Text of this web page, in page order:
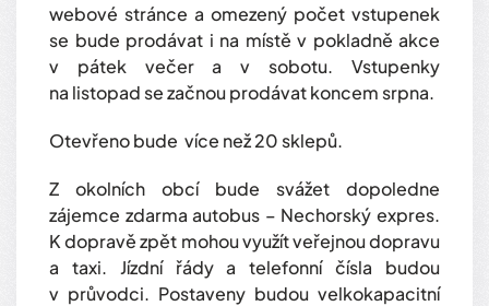
webové stránce a omezený počet vstupenek
se bude prodávat i na místě v pokladně akce
v pátek večer a v sobotu. Vstupenky
na listopad se začnou prodávat koncem srpna.
Otevřeno bude více než 20 sklepů.
Z okolních obcí bude svážet dopoledne
zájemce zdarma autobus – Nechorský expres.
K dopravě zpět mohou využít veřejnou dopravu
a taxi. Jízdní řády a telefonní čísla budou
v průvodci. Postaveny budou velkokapacitní